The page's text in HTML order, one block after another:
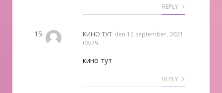
REPLY
КИНО ТУТ den 12 september, 2021
08:29
кино тут
REPLY